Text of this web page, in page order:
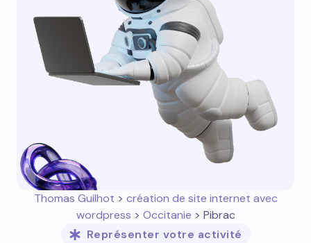
Thomas Guilhot > création de site internet avec
wordpress > Occitanie > Pibrac
Représenter votre activité